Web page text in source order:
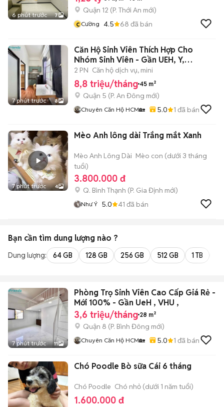
6 phút trước 7
Quận 12 (P. Thới An mới)
c Cường 4.5 68 đã bán
7 phút trước 8
Căn Hộ Sinh Viên Thích Hợp Cho
Nhóm Sinh Viên - Gần UEH, Y,
SGU,KHTN
2 PN Căn hộ dịch vụ, mini
8,8 triệu/tháng 45 m²
Quận 5 (P. An Đông mới)
Chuyên Căn Hộ HCM🏡 5.0 1 đã bán
7 phút trước 4
Mèo Anh lông dài Trắng mắt Xanh
Mèo Anh Lông Dài Mèo con (dưới 3 tháng
tuổi)
3.800.000 đ
Q. Bình Thạnh (P. Gia Định mới)
Như Ý 5.0 41 đã bán
Bạn cần tìm dung lượng nào ?
Dung lượng: 64 GB 128 GB 256 GB 512 GB 1 TB
7 phút trước 11
Phòng Trọ Sinh Viên Cao Cấp Giá Rẻ -
Mới 100% - Gần UeH , VHU ,
3,6 triệu/tháng 28 m²
Quận 8 (P. Bình Đông mới)
Chuyên Căn Hộ HCM🏡 5.0 1 đã bán
Chó Poodle Bò sữa Cái 6 tháng
Chó Poodle Chó nhỏ (dưới 1 năm tuổi)
1.600.000 đ